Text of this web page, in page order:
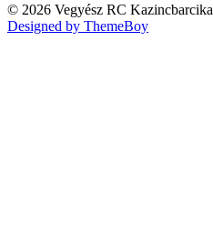
© 2026 Vegyész RC Kazincbarcika
Designed by ThemeBoy